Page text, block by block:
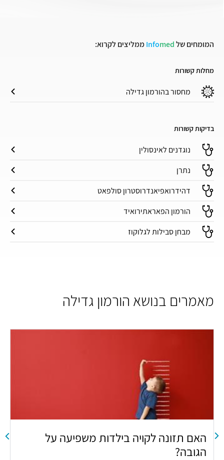
המומחים של Infomed ממליצים לקרוא:
מחלות קשורות
מחסור בהורמון גדילה
בדיקות קשורות
נוגדנים לאינסולין
נתרן
דהידרואפיאנדרוסטרון סולפאט
הורמון הפאראתירואיד
מבחן סבילות לגלוקוז
מאמרים בנושא הורמון גדילה
האם תזונה לקויה בילדות משפיעה על
הגובה?